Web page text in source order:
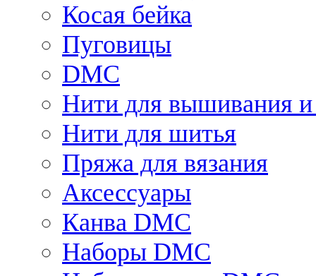
Косая бейка
Пуговицы
DMC
Нити для вышивания и
Нити для шитья
Пряжа для вязания
Аксессуары
Канва DMC
Наборы DMC